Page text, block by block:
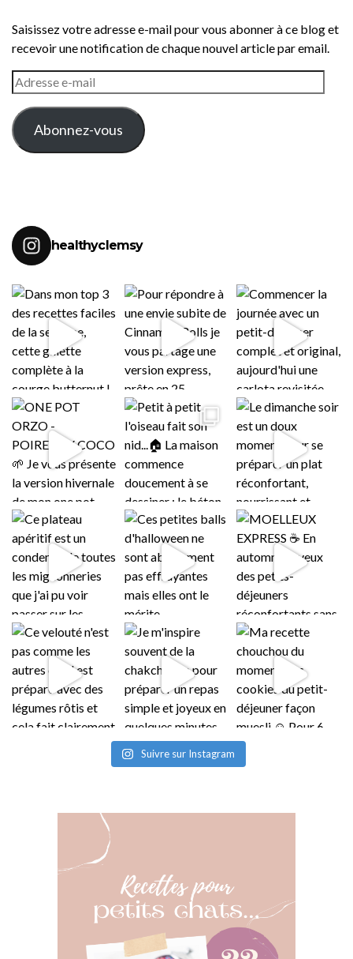
Saisissez votre adresse e-mail pour vous abonner à ce blog et
recevoir une notification de chaque nouvel article par email.
ADRESSE
E-
MAIL
Abonnez-vous
healthyclemsy
Suivre sur Instagram